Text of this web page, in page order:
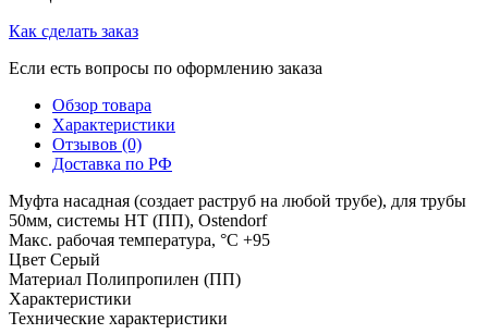
Как сделать заказ
Если есть вопросы по оформлению заказа
Обзор товара
Характеристики
Отзывов (0)
Доставка по РФ
Муфта насадная (создает раструб на любой трубе), для трубы
50мм, системы HT (ПП), Ostendorf
Макс. рабочая температура, °C +95
Цвет Серый
Материал Полипропилен (ПП)
Характеристики
Технические характеристики